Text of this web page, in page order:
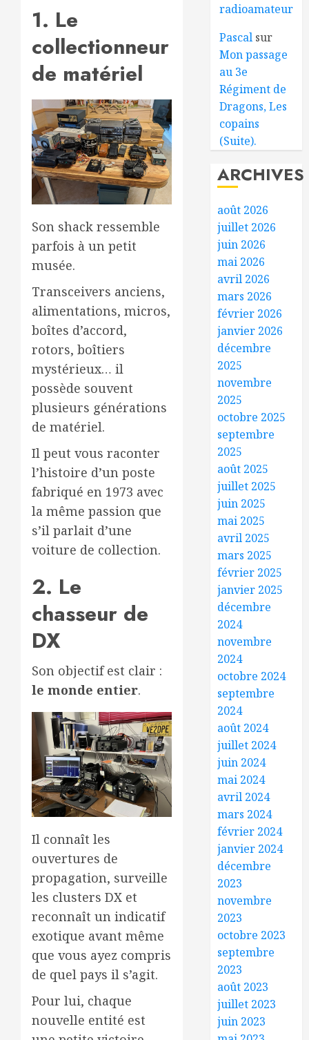
1. Le
collectionneur
de matériel
Son shack ressemble
parfois à un petit
musée.
Transceivers anciens,
alimentations, micros,
boîtes d’accord,
rotors, boîtiers
mystérieux… il
possède souvent
plusieurs générations
de matériel.
Il peut vous raconter
l’histoire d’un poste
fabriqué en 1973 avec
la même passion que
s’il parlait d’une
voiture de collection.
2. Le
chasseur de
DX
Son objectif est clair :
le monde entier.
Il connaît les
ouvertures de
propagation, surveille
les clusters DX et
reconnaît un indicatif
exotique avant même
que vous ayez compris
de quel pays il s’agit.
Pour lui, chaque
nouvelle entité est
radioamateur
Pascal sur
Mon passage
au 3e
Régiment de
Dragons, Les
copains
(Suite).
ARCHIVES
août 2026
juillet 2026
juin 2026
mai 2026
avril 2026
mars 2026
février 2026
janvier 2026
décembre
2025
novembre
2025
octobre 2025
septembre
2025
août 2025
juillet 2025
juin 2025
mai 2025
avril 2025
mars 2025
février 2025
janvier 2025
décembre
2024
novembre
2024
octobre 2024
septembre
2024
août 2024
juillet 2024
juin 2024
mai 2024
avril 2024
mars 2024
février 2024
janvier 2024
décembre
2023
novembre
2023
octobre 2023
septembre
2023
août 2023
juillet 2023
juin 2023